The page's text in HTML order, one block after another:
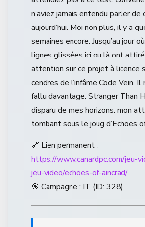
n’aviez jamais entendu parler de
aujourd’hui. Moi non plus, il y a
semaines encore. Jusqu’au jour
lignes glissées ici ou là ont
attention sur ce projet à licence
cendres de l’infâme Code Vein. Il
fallu davantage. Stranger Than
disparu de mes horizons, mon
tombant sous le joug d’Echoes
🔗 Lien permanent :
https://www.canardpc.com/jeu-
jeu-video/echoes-of-aincrad/
🎯 Campagne : IT (ID: 328)